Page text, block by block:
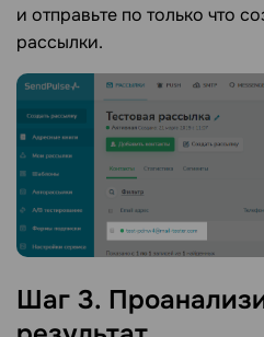
и отправьте по только что
рассылки.
Шаг 3.